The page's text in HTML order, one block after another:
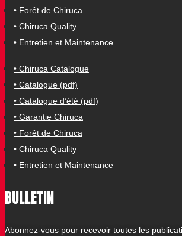
• Forêt de Chiruca
• Chiruca Quality
• Entretien et Maintenance
• Chiruca Catalogue
• Catalogue (pdf)
• Catalogue d’été (pdf)
• Garantie Chiruca
• Forêt de Chiruca
• Chiruca Quality
• Entretien et Maintenance
BULLETIN
Abonnez-vous pour recevoir toutes les